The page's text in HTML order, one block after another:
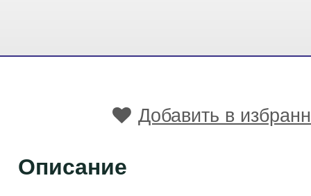
Добавить в
Описание